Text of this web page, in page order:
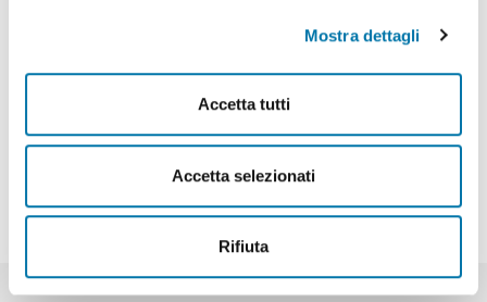
Mostra dettagli
Accetta tutti
Accetta selezionati
Rifiuta